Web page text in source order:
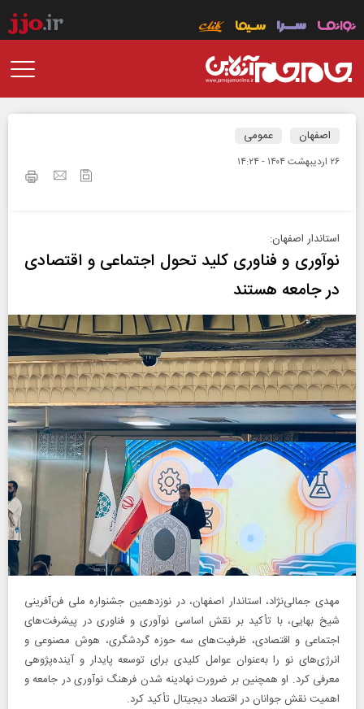
اصفهان عمومی
۲۶ ارديبهشت ۱۴۰۴ - ۱۴:۲۴
استاندار اصفهان:
نوآوری و فناوری کلید تحول اجتماعی و اقتصادی
در جامعه هستند
مهدی جمالی‌نژاد، استاندار اصفهان، در نوزدهمین جشنواره ملی فن‌آفرینی
شیخ بهایی، با تأکید بر نقش اساسی نوآوری و فناوری در پیشرفت‌های
اجتماعی و اقتصادی، ظرفیت‌های سه حوزه گردشگری، هوش مصنوعی و
انرژی‌های نو را به‌عنوان عوامل کلیدی برای توسعه پایدار و آینده‌پژوهی
معرفی کرد. او همچنین بر ضرورت نهادینه شدن فرهنگ نوآوری در جامعه و
اهمیت نقش جوانان در اقتصاد دیجیتال تأکید کرد.